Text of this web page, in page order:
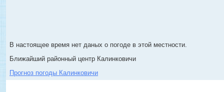
В настоящее время нет даных о погоде в этой местности.
Ближайший районный центр Калинковичи
Прогноз погоды Калинковичи